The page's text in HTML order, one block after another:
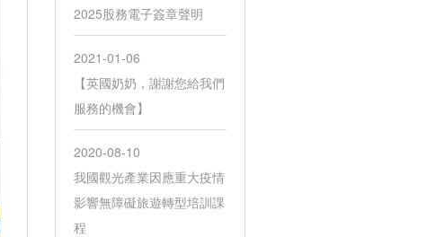
2025股務電子簽章聲明
2021-01-06
【英國奶奶，謝謝您給我們
服務的機會】
2020-08-10
我國觀光產業因應重大疫情
影響無障礙旅遊轉型培訓課
程